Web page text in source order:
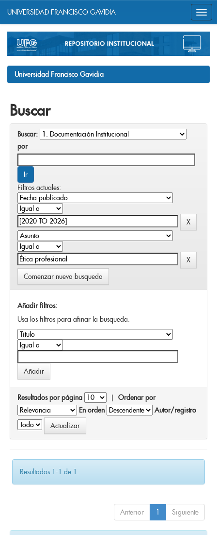
navigation
UNIVERSIDAD FRANCISCO GAVIDIA
Universidad Francisco Gavidia
Buscar
Buscar:
por
Filtros actuales:
Comenzar nueva busqueda
Añadir filtros:
Usa los filtros para afinar la busqueda.
Resultados por página | Ordenar por
En orden
Autor/registro
Resultados 1-1 de 1.
Anterior 1 Siguiente